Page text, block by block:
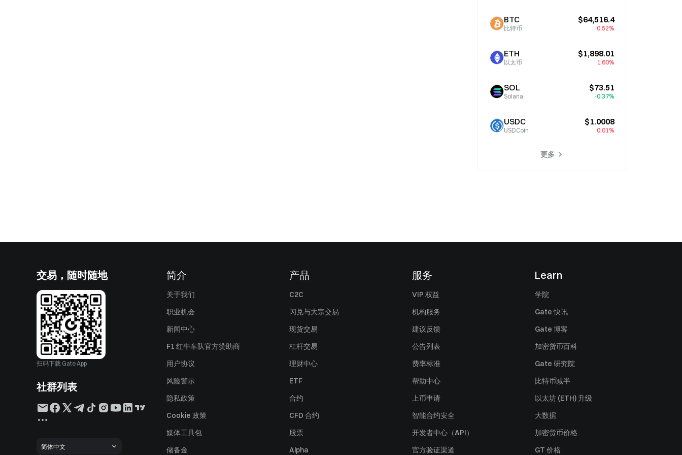
BTC
比特币
$64,516.4
0.52%
ETH
以太币
$1,898.01
1.60%
SOL
Solana
$73.51
-0.37%
USDC
USDCoin
$1.0008
0.01%
更多
交易，随时随地
扫码下载 Gate App
社群列表
简体中文
简介
关于我们
职业机会
新闻中心
F1 红牛车队官方赞助商
用户协议
风险警示
隐私政策
Cookie 政策
媒体工具包
储备金
产品
C2C
闪兑与大宗交易
现货交易
杠杆交易
理财中心
ETF
合约
CFD 合约
股票
Alpha
服务
VIP 权益
机构服务
建议反馈
公告列表
费率标准
帮助中心
上币申请
智能合约安全
开发者中心（API）
官方验证渠道
Learn
学院
Gate 快讯
Gate 博客
加密货币百科
Gate 研究院
比特币减半
以太坊 (ETH) 升级
大数据
加密货币价格
GT 价格